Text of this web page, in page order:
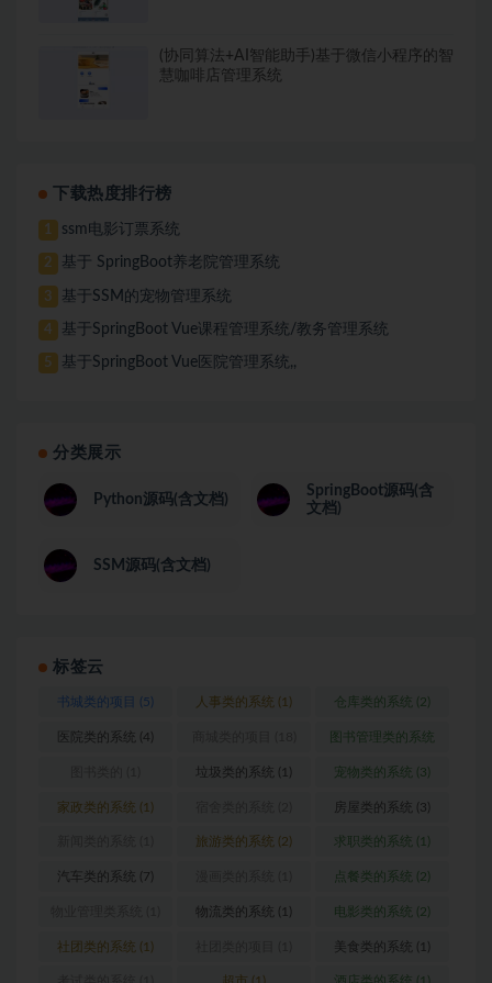
(协同算法+AI智能助手)基于微信小程序的智
慧咖啡店管理系统
下载热度排行榜
1 ssm电影订票系统
2 基于 SpringBoot养老院管理系统
3 基于SSM的宠物管理系统
4 基于SpringBoot Vue课程管理系统/教务管理系统
5 基于SpringBoot Vue医院管理系统,,
分类展示
Python源码(含文档)
SpringBoot源码(含
文档)
SSM源码(含文档)
标签云
书城类的项目 (5) 人事类的系统 (1) 仓库类的系统 (2)
医院类的系统 (4) 图书管理类的系统
(1)
垃圾类的系统 (1) 宠物类的系统 (3)
家政类的系统 (1) 房屋类的系统 (3)
旅游类的系统 (2) 求职类的系统 (1)
汽车类的系统 (7) 点餐类的系统 (2)
物流类的系统 (1) 电影类的系统 (2)
社团类的系统 (1) 美食类的系统 (1)